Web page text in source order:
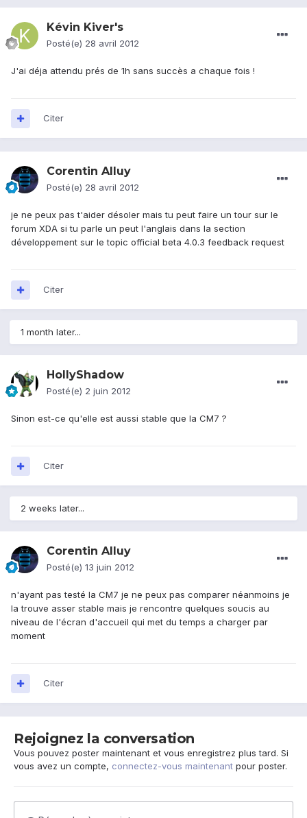
Kévin Kiver's
Posté(e) 28 avril 2012
J'ai déja attendu prés de 1h sans succès a chaque fois !
Citer
Corentin Alluy
Posté(e) 28 avril 2012
je ne peux pas t'aider désoler mais tu peut faire un tour sur le
forum XDA si tu parle un peut l'anglais dans la section
développement sur le topic official beta 4.0.3 feedback request
Citer
1 month later...
HollyShadow
Posté(e) 2 juin 2012
Sinon est-ce qu'elle est aussi stable que la CM7 ?
Citer
2 weeks later...
Corentin Alluy
Posté(e) 13 juin 2012
n'ayant pas testé la CM7 je ne peux pas comparer néanmoins je
la trouve asser stable mais je rencontre quelques soucis au
niveau de l'écran d'accueil qui met du temps a charger par
moment
Citer
Rejoignez la conversation
Vous pouvez poster maintenant et vous enregistrez plus tard. Si
vous avez un compte, connectez-vous maintenant pour poster.